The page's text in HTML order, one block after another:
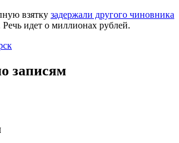
взятку задержали другого чиновника
Речь идет о миллионах рублей.
записям